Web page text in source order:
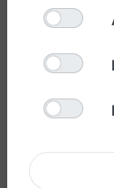
Filtern &